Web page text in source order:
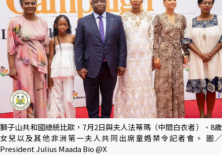
獅子山共和國總統比歐，7月2日與夫人法蒂瑪（中間白衣者）、8歲
女兒以及其他非洲第一夫人共同出席童婚禁令記者會。 圖／
President Julius Maada Bio @X